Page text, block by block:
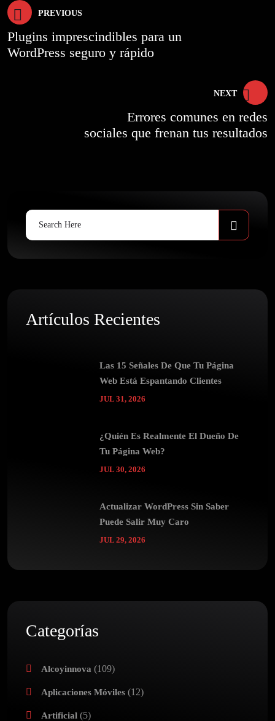
Navegación
de
PREVIOUS
Plugins imprescindibles para un
WordPress seguro y rápido
NEXT
Errores comunes en redes
sociales que frenan tus resultados
Search
for:
Artículos Recientes
Las 15 Señales De Que Tu Página
Web Está Espantando Clientes
JUL 31, 2026
¿Quién Es Realmente El Dueño De
Tu Página Web?
JUL 30, 2026
Actualizar WordPress Sin Saber
Puede Salir Muy Caro
JUL 29, 2026
Categorías
Alcoyinnova (109)
Aplicaciones Móviles (12)
Artificial (5)